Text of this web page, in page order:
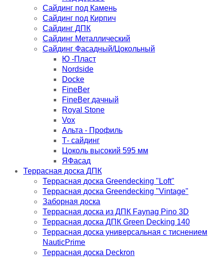
Сайдинг под Камень
Сайдинг под Кирпич
Сайдинг ДПК
Сайдинг Металлический
Сайдинг Фасадный/Цокольный
Ю -Пласт
Nordside
Docke
FineBer
FineBer дачный
Royal Stone
Vox
Альта - Профиль
Т- сайдинг
Цоколь высокий 595 мм
ЯФасад
Террасная доска ДПК
Террасная доска Greendecking "Loft"
Террасная доска Greendecking "Vintage"
Заборная доска
Террасная доска из ДПК Faynag Pino 3D
Террасная доска ДПК Green Decking 140
Террасная доска универсальная с тиснением
NauticPrime
Террасная доска Deckron